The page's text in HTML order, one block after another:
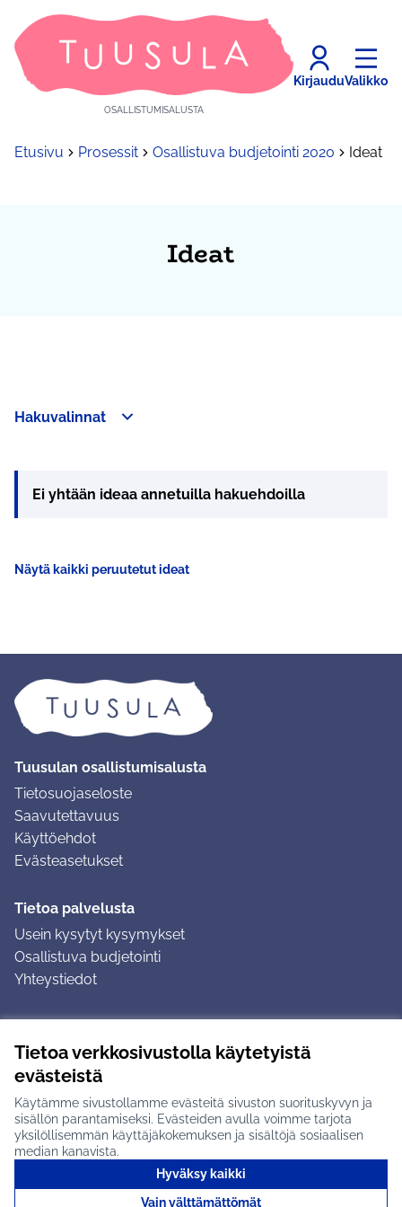
Tietoa verkkosivustolla käytetyistä
evästeistä
Käytämme sivustollamme evästeitä sivuston suorituskyvyn ja
sisällön parantamiseksi. Evästeiden avulla voimme tarjota
yksilöllisemmän käyttäjäkokemuksen ja sisältöjä sosiaalisen
median kanavista.
Hyväksy kaikki
Vain välttämättömät
OSALLISTUMISALUSTA
KirjauduValikko
Etusivu Prosessit Osallistuva budjetointi 2020 Ideat
Ideat
Hakuvalinnat
−
Ei yhtään ideaa annetuilla hakuehdoilla
Näytä kaikki peruutetut ideat
Tuusulan osallistumisalusta
Tietosuojaseloste
Saavutettavuus
Käyttöehdot
Evästeasetukset
Tietoa palvelusta
Usein kysytyt kysymykset
Osallistuva budjetointi
Yhteystiedot
Ohjeet kirjautumiseen
Ohjeet kommentin jättämiseen
Tuusulan osallistumisalusta X-palvelussa